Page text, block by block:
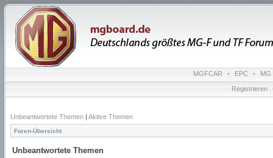
MGFCAR • EPC • MG
Registrieren
Unbeantwortete Themen | Aktive Themen
Foren-Übersicht
Unbeantwortete Themen